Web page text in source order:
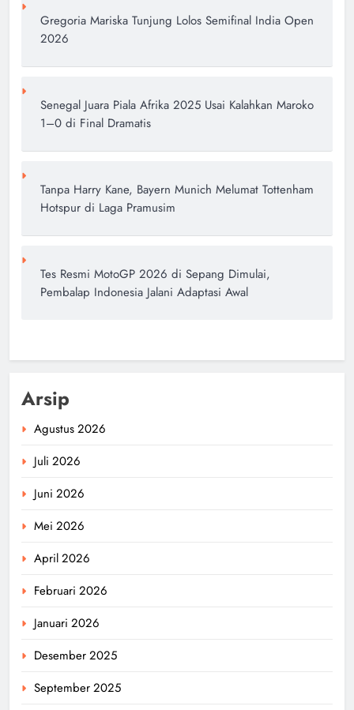
Gregoria Mariska Tunjung Lolos Semifinal India Open
2026
Senegal Juara Piala Afrika 2025 Usai Kalahkan Maroko
1–0 di Final Dramatis
Tanpa Harry Kane, Bayern Munich Melumat Tottenham
Hotspur di Laga Pramusim
Tes Resmi MotoGP 2026 di Sepang Dimulai,
Pembalap Indonesia Jalani Adaptasi Awal
Arsip
Agustus 2026
Juli 2026
Juni 2026
Mei 2026
April 2026
Februari 2026
Januari 2026
Desember 2025
September 2025